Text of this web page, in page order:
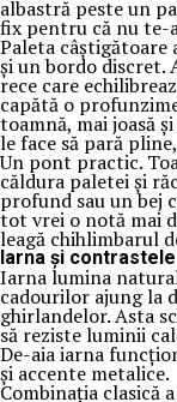
albastră peste un
fix pentru că nu te-
Paleta
și un bordo discret.
rece care
capătă o
toamnă, mai joasă
le face să pară
Un pont practic.
căldura paletei și
profund sau un bej
tot vrei o notă mai
leagă chihlimbarul
Iarna și
Iarna lumina
cadourilor ajung la
ghirlandelor. Asta
să reziste luminii
De-aia iarna
și accente metalice.
Combinația clasică